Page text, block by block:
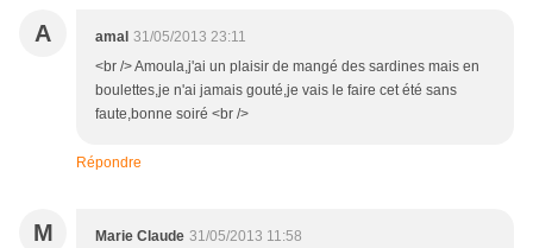
A amal 31/05/2013 23:11
<br /> Amoula,j'ai un plaisir de mangé des sardines mais en
boulettes,je n'ai jamais gouté,je vais le faire cet été sans
faute,bonne soiré <br />
Répondre
M Marie Claude 31/05/2013 11:58